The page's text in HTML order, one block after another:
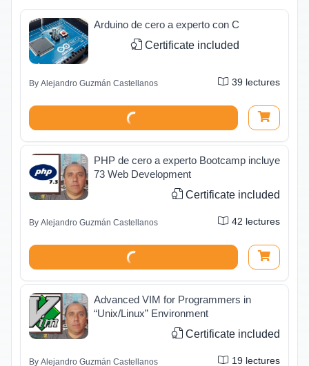
Arduino de cero a experto con C
Certificate included
By Alejandro Guzmán Castellanos 39 lectures
PHP de cero a experto Bootcamp incluye
73 Web Development
Certificate included
By Alejandro Guzmán Castellanos 42 lectures
Advanced VIM for Programmers in
“Unix/Linux” Environment
Certificate included
By Alejandro Guzmán Castellanos 19 lectures